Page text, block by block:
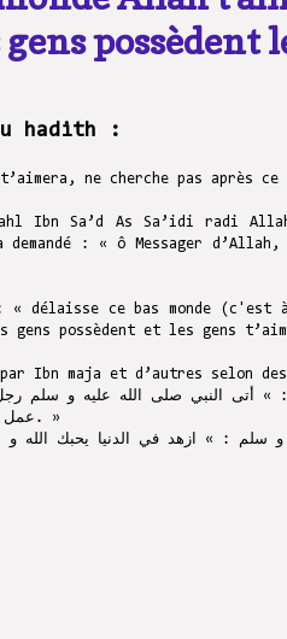
gens possèdent
hadith :
ne cherche pas après
Ibn Sa’d As Sa’idi radi
« délaisse ce bas monde
gens possèdent et les gens
Ibn maja et d’autres selon des
أتى النبي صلى الله عليه و سلم
عمل إذا عملته أحبني الله و أحبني الناس. »